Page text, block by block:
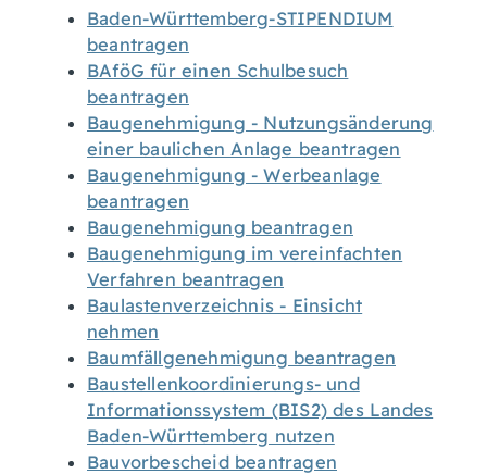
Baden-Württemberg-STIPENDIUM
beantragen
BAföG für einen Schulbesuch
beantragen
Baugenehmigung - Nutzungsänderung
einer baulichen Anlage beantragen
Baugenehmigung - Werbeanlage
beantragen
Baugenehmigung beantragen
Baugenehmigung im vereinfachten
Verfahren beantragen
Baulastenverzeichnis - Einsicht
nehmen
Baumfällgenehmigung beantragen
Baustellenkoordinierungs- und
Informationssystem (BIS2) des Landes
Baden-Württemberg nutzen
Bauvorbescheid beantragen